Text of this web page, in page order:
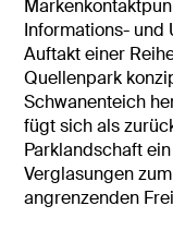
Informations- und
Auftakt einer
Quellenpark
Schwanenteich
fügt sich als
Parklandschaft
Verglasungen
angrenzenden